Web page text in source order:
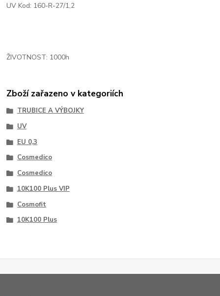
UV Kod: 160-R-27/1,2
ŽIVOTNOST: 1000h
Zboží zařazeno v kategoriích
TRUBICE A VÝBOJKY
UV
EU 0,3
Cosmedico
Cosmedico
10K100 Plus VIP
Cosmofit
10K100 Plus